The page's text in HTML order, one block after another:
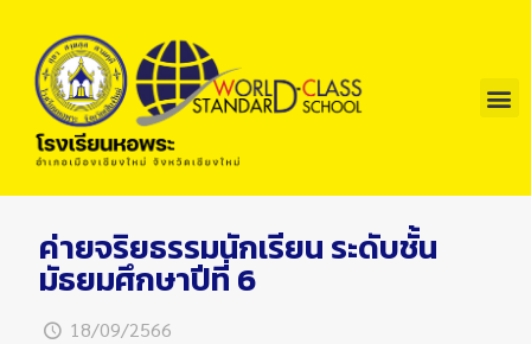
ค่ายจริยธรรมนักเรียน ระดับชั้น
มัธยมศึกษาปีที่ 6
18/09/2566